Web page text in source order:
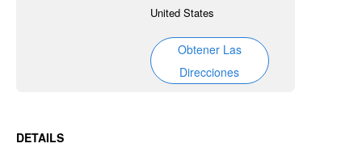
United States
Obtener Las
Direcciones
DETAILS